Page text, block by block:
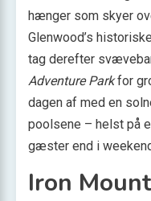
hænger som skyer
Glenwood’s historiske
tag derefter
Adventure Parkfor
dagen af med en
poolsene – helst på
gæster end i
Iron